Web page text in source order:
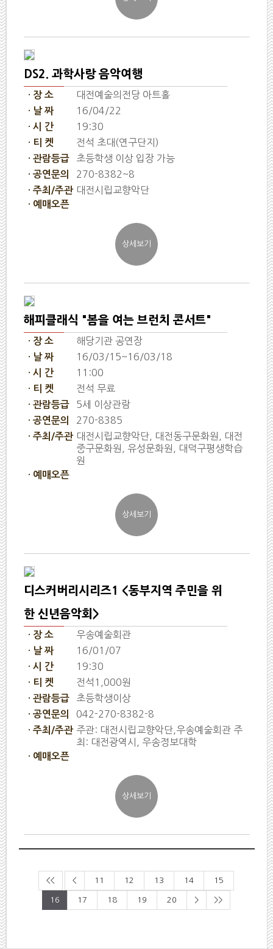
DS2. 과학사랑 음악여행
· 장 소 대전예술의전당 아트홀
· 날 짜 16/04/22
· 시 간 19:30
· 티 켓 전석 초대(연구단지)
· 관람등급 초등학생 이상 입장 가능
· 공연문의 270-8382~8
· 주최/주관 대전시립교향악단
· 예매오픈
해피클래식 "봄을 여는 브런치 콘서트"
· 장 소 해당기관 공연장
· 날 짜 16/03/15~16/03/18
· 시 간 11:00
· 티 켓 전석 무료
· 관람등급 5세 이상관람
· 공연문의 270-8385
· 주최/주관 대전시립교향악단, 대전동구문화원, 대전
중구문화원, 유성문화원, 대덕구평생학습
원
· 예매오픈
디스커버리시리즈1 <동부지역 주민을 위
한 신년음악회>
· 장 소 우송예술회관
· 날 짜 16/01/07
· 시 간 19:30
· 티 켓 전석1,000원
· 관람등급 초등학생이상
· 공연문의 042-270-8382-8
· 주최/주관 주관: 대전시립교향악단,우송예술회관 주
최: 대전광역시, 우송정보대학
· 예매오픈
<< < 11 12 13 14 15
16 17 18 19 20 > >>